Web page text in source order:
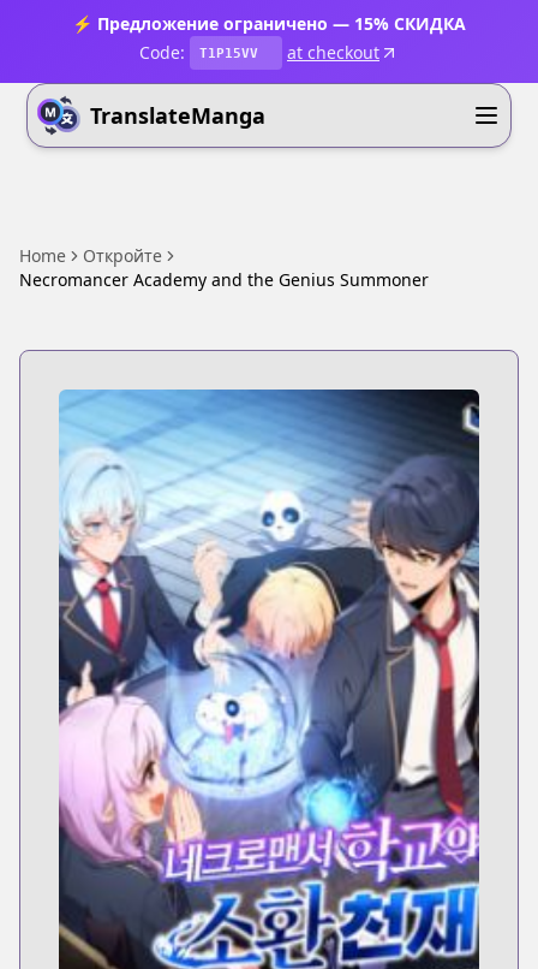
⚡ Предложение ограничено — 15% СКИДКА
Code:
T1P15VV at checkout
TranslateManga
Home
Откройте
Necromancer Academy and the Genius Summoner